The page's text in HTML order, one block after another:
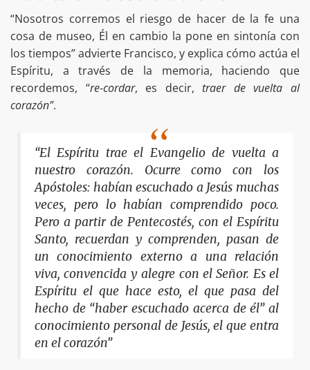
“Nosotros corremos el riesgo de hacer de la fe una
cosa de museo, Él en cambio la pone en sintonía con
los tiempos” advierte Francisco, y explica cómo actúa el
Espíritu, a través de la memoria, haciendo que
recordemos, “re-cordar, es decir, traer de vuelta al
corazón”.
“El Espíritu trae el Evangelio de vuelta a
nuestro corazón. Ocurre como con los
Apóstoles: habían escuchado a Jesús muchas
veces, pero lo habían comprendido poco.
Pero a partir de Pentecostés, con el Espíritu
Santo, recuerdan y comprenden, pasan de
un conocimiento externo a una relación
viva, convencida y alegre con el Señor. Es el
Espíritu el que hace esto, el que pasa del
hecho de “haber escuchado acerca de él” al
conocimiento personal de Jesús, el que entra
en el corazón”